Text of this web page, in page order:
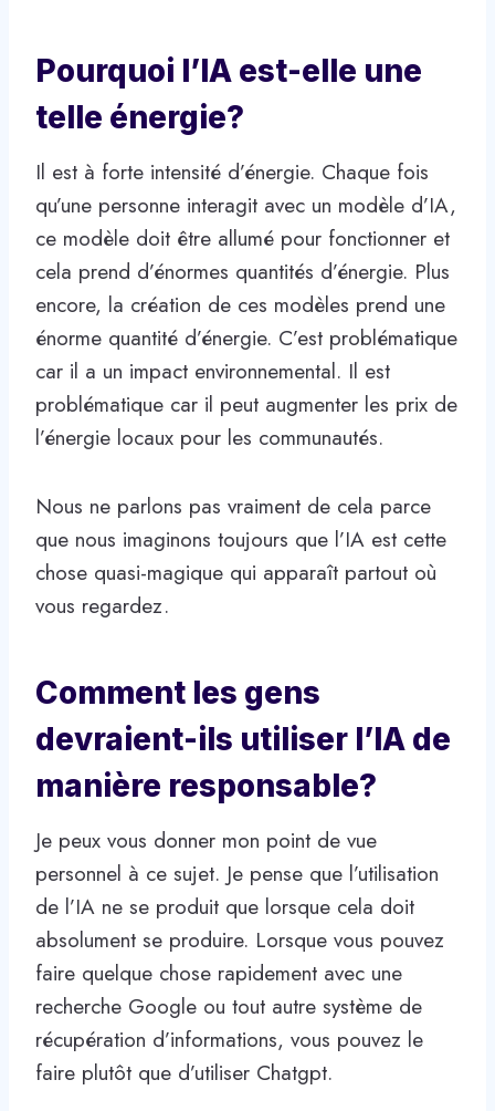
Pourquoi l’IA est-elle une
telle énergie?
Il est à forte intensité d’énergie. Chaque fois
qu’une personne interagit avec un modèle d’IA,
ce modèle doit être allumé pour fonctionner et
cela prend d’énormes quantités d’énergie. Plus
encore, la création de ces modèles prend une
énorme quantité d’énergie. C’est problématique
car il a un impact environnemental. Il est
problématique car il peut augmenter les prix de
l’énergie locaux pour les communautés.
Nous ne parlons pas vraiment de cela parce
que nous imaginons toujours que l’IA est cette
chose quasi-magique qui apparaît partout où
vous regardez.
Comment les gens
devraient-ils utiliser l’IA de
manière responsable?
Je peux vous donner mon point de vue
personnel à ce sujet. Je pense que l’utilisation
de l’IA ne se produit que lorsque cela doit
absolument se produire. Lorsque vous pouvez
faire quelque chose rapidement avec une
recherche Google ou tout autre système de
récupération d’informations, vous pouvez le
faire plutôt que d’utiliser Chatgpt.